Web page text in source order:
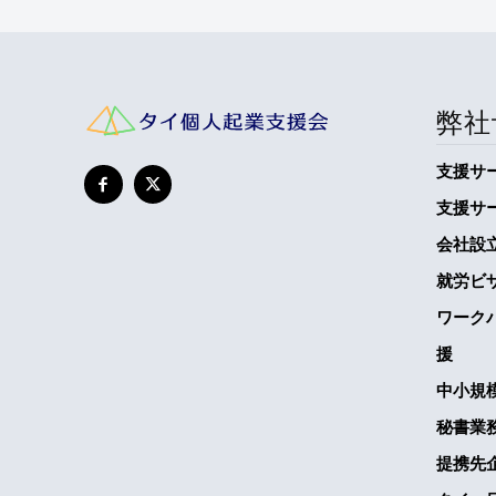
弊
支援サ
支援サ
会社設
就労ビ
ワーク
援
中小規
秘書業
提携先